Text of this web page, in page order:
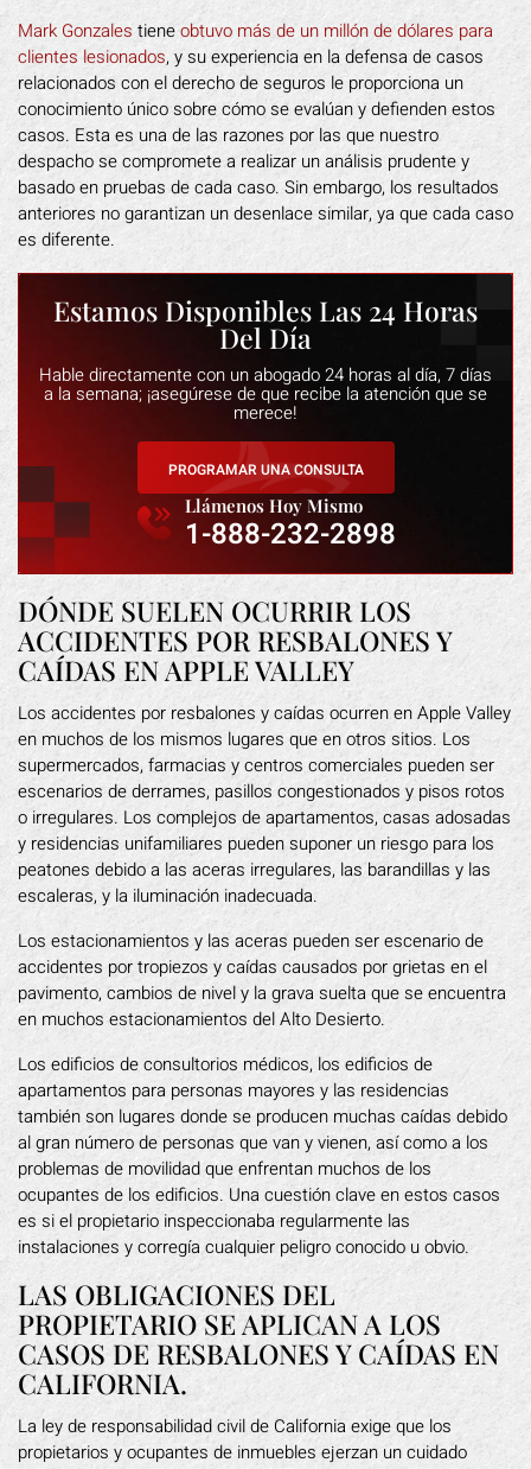
Mark Gonzales tieneobtuvo más de un millón de dólares para
clientes lesionados, y su experiencia en la defensa de casos
relacionados con el derecho de seguros le proporciona un
conocimiento único sobre cómo se evalúan y defienden estos
casos. Esta es una de las razones por las que nuestro
despacho se compromete a realizar un análisis prudente y
basado en pruebas de cada caso. Sin embargo, los resultados
anteriores no garantizan un desenlace similar, ya que cada caso
es diferente.
Estamos Disponibles Las 24 Horas
Del Día
Hable directamente con un abogado 24 horas al día, 7 días
a la semana; ¡asegúrese de que recibe la atención que se
merece!
PROGRAMAR UNA CONSULTA
Llámenos Hoy Mismo
1-888-232-2898
DÓNDE SUELEN OCURRIR LOS
ACCIDENTES POR RESBALONES Y
CAÍDAS EN APPLE VALLEY
Los accidentes por resbalones y caídas ocurren en Apple Valley
en muchos de los mismos lugares que en otros sitios. Los
supermercados, farmacias y centros comerciales pueden ser
escenarios de derrames, pasillos congestionados y pisos rotos
o irregulares. Los complejos de apartamentos, casas adosadas
y residencias unifamiliares pueden suponer un riesgo para los
peatones debido a las aceras irregulares, las barandillas y las
escaleras, y la iluminación inadecuada.
Los estacionamientos y las aceras pueden ser escenario de
accidentes por tropiezos y caídas causados por grietas en el
pavimento, cambios de nivel y la grava suelta que se encuentra
en muchos estacionamientos del Alto Desierto.
Los edificios de consultorios médicos, los edificios de
apartamentos para personas mayores y las residencias
también son lugares donde se producen muchas caídas debido
al gran número de personas que van y vienen, así como a los
problemas de movilidad que enfrentan muchos de los
ocupantes de los edificios. Una cuestión clave en estos casos
es si el propietario inspeccionaba regularmente las
instalaciones y corregía cualquier peligro conocido u obvio.
LAS OBLIGACIONES DEL
PROPIETARIO SE APLICAN A LOS
CASOS DE RESBALONES Y CAÍDAS EN
CALIFORNIA.
La ley de responsabilidad civil de California exige que los
propietarios y ocupantes de inmuebles ejerzan un cuidado